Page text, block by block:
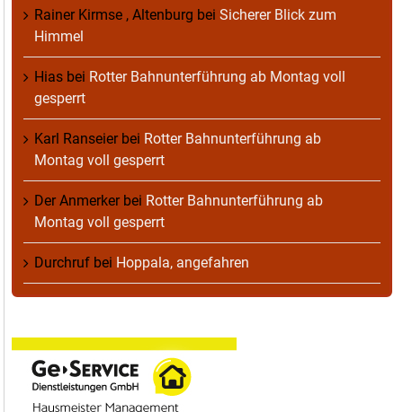
Rainer Kirmse , Altenburg bei Sicherer Blick zum
Himmel
Hias bei Rotter Bahnunterführung ab Montag voll
gesperrt
Karl Ranseierbei Rotter Bahnunterführung ab
Montag voll gesperrt
Der Anmerkerbei Rotter Bahnunterführung ab
Montag voll gesperrt
Durchruf bei Hoppala, angefahren